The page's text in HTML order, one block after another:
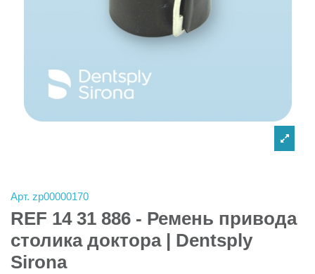
Арт. zp00000170
REF 14 31 886 - Ремень привода
столика доктора | Dentsply
Sirona